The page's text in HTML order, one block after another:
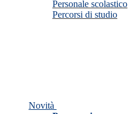
Personale scolastico
Percorsi di studio
Novità